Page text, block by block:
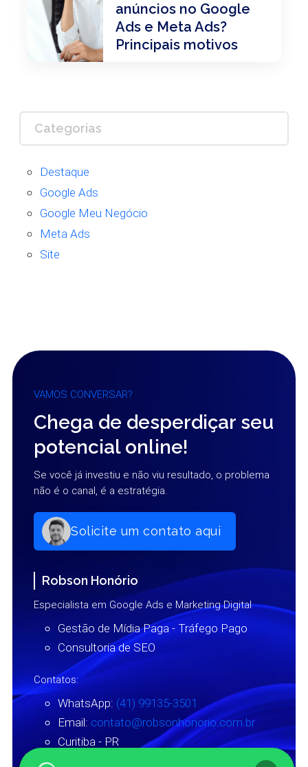
anúncios no Google
Ads e Meta Ads?
Principais motivos
Categorias
Destaque
Google Ads
Google Meu Negócio
Meta Ads
Site
VAMOS CONVERSAR?
Chega de desperdiçar seu
potencial online!
Se você já investiu e não viu resultado, o problema
não é o canal, é a estratégia.
Solicite um contato aqui
Robson Honório
Especialista em Google Ads e Marketing Digital
Gestão de Mídia Paga - Tráfego Pago
Consultoria de SEO
Contatos:
WhatsApp: (41) 99135-3501
Email: contato@robsonhonorio.com.br
Curitiba - PR